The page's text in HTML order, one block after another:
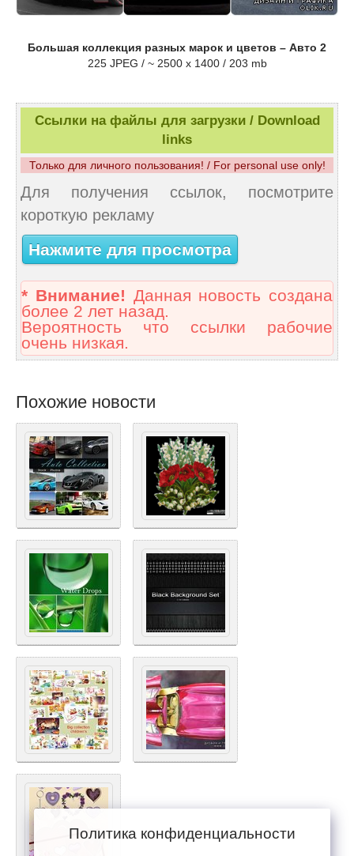
Большая коллекция разных марок и цветов – Авто 2
225 JPEG / ~ 2500 x 1400 / 203 mb
Ссылки на файлы для загрузки / Download
links
Только для личного пользования! / For personal use only!
Для получения ссылок, посмотрите
короткую рекламу
Нажмите для просмотра
* Внимание! Данная новость создана
более 2 лет назад.
Вероятность что ссылки рабочие
очень низкая.
Похожие новости
Политика конфиденциальности